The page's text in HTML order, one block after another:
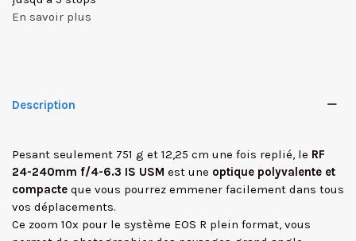
En savoir plus
Description
Pesant seulement 751 g et 12,25 cm une fois replié, le RF
24-240mm f/4-6.3 IS USM est une optique polyvalente et
compacte que vous pourrez emmener facilement dans tous
vos déplacements.
Ce zoom 10x pour le système EOS R plein format, vous